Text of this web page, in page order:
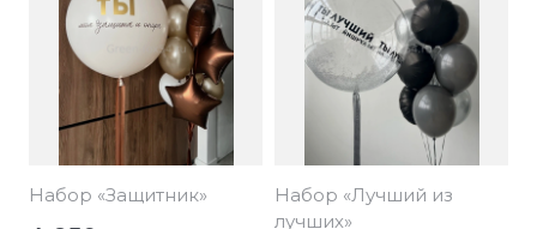
Набор «Защитник»
Набор «Лучший из
лучших»